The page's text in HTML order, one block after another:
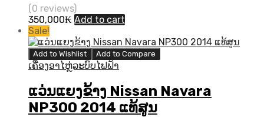
(0 reviews)
350,000₭ Add to cart
Sale!
Add to Wishlist Add to Compare
ເຄື່ອງອາໄຫຼ່ລະບົບໄຟຟ້າ
ແວ່ນແຍງຂ້າງ Nissan Navara
NP300 2014 ແທ້ສູນ